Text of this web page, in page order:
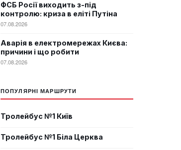
ФСБ Росії виходить з-під
контролю: криза в еліті Путіна
07.08.2026
Аварія в електромережах Києва:
причини і що робити
07.08.2026
ПОПУЛЯРНІ МАРШРУТИ
Тролейбус №1 Київ
Тролейбус №1 Біла Церква